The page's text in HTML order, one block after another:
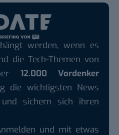
werden, wenn es
die Tech-Themen von
12.000 Vordenker
die wichtigsten News
sichern sich ihren
und mit etwas